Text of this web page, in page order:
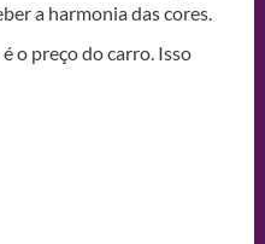
a harmonia das cores.
o preço do carro. Isso